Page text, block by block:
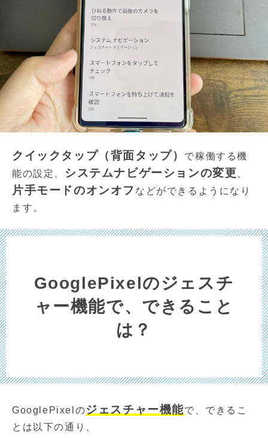
クイックタップ（背面タップ）
で稼働する機
能の設定、
システムナビゲーションの変更
片手モードのオンオフ などができるようになり
ます。
GooglePixelのジェスチ
ャー機能で、できること
は？
GooglePixelのジェスチャー機能で、できるこ
とは以下の通り、